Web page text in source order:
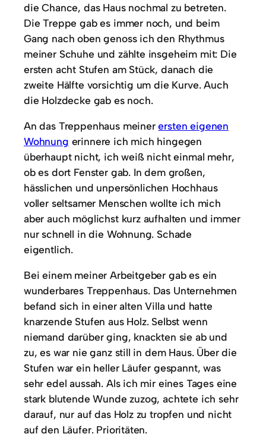
die Chance, das Haus nochmal zu betreten.
Die Treppe gab es immer noch, und beim
Gang nach oben genoss ich den Rhythmus
meiner Schuhe und zählte insgeheim mit: Die
ersten acht Stufen am Stück, danach die
zweite Hälfte vorsichtig um die Kurve. Auch
die Holzdecke gab es noch.
An das Treppenhaus meinerersten eigenen
Wohnung erinnere ich mich hingegen
überhaupt nicht, ich weiß nicht einmal mehr,
ob es dort Fenster gab. In dem großen,
hässlichen und unpersönlichen Hochhaus
voller seltsamer Menschen wollte ich mich
aber auch möglichst kurz aufhalten und immer
nur schnell in die Wohnung. Schade
eigentlich.
Bei einem meiner Arbeitgeber gab es ein
wunderbares Treppenhaus. Das Unternehmen
befand sich in einer alten Villa und hatte
knarzende Stufen aus Holz. Selbst wenn
niemand darüber ging, knackten sie ab und
zu, es war nie ganz still in dem Haus. Über die
Stufen war ein heller Läufer gespannt, was
sehr edel aussah. Als ich mir eines Tages eine
stark blutende Wunde zuzog, achtete ich sehr
darauf, nur auf das Holz zu tropfen und nicht
auf den Läufer. Prioritäten.